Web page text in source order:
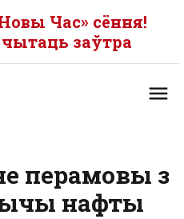
Час» сёння!
заўтра
перамовы з
нафты